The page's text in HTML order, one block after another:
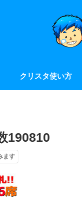
クリスタ使い方
190810
ます